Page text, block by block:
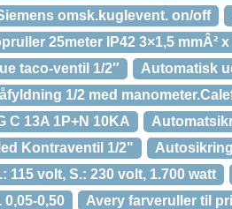
omsk.kuglevent. on/off
25meter IP42 3×1,5 mmÂ² x
taco-ventil 1/2″
Automatisk
1/2 med
C 13A 1P+N 10KA
Kontraventil 1/2"
115 volt, S.: 230 volt, 1.700 watt
0,05-0,50
Avery farveruller til